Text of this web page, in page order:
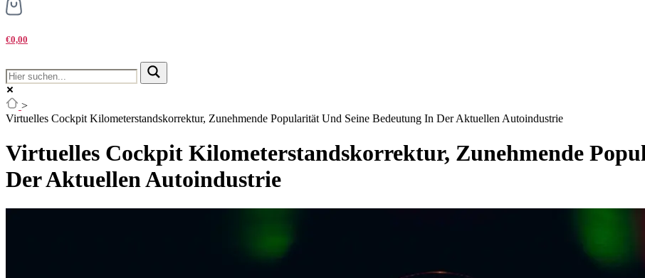
€0,00
>
Virtuelles Cockpit Kilometerstandskorrektur, Zunehmende Popularität Und Seine Bedeutung In Der Aktuellen Autoindustrie
Virtuelles Cockpit Kilometerstandskorrektur, Zunehmende
Der Aktuellen Autoindustrie